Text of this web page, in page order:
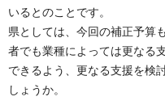
いるとのことです。
県としては、今回の補正予算
者でも業種によっては更なる
できるよう、更なる支援を検
しょうか。